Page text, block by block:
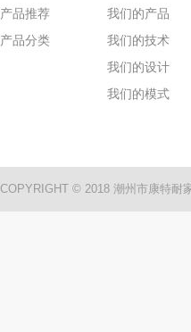
产品推荐
产品分类
我们的产品
我们的技术
我们的设计
我们的模式
COPYRIGHT © 2018 潮州市康特耐